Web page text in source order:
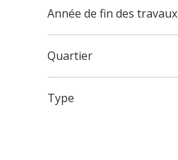
Année de fin des travaux
Quartier
Type